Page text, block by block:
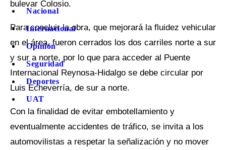
Nacional
Internacional
Opinión
Seguridad
Deportes
UAT
bulevar Colosio.
Para concluir la obra, que mejorará la fluidez vehicular
en el área, fueron cerrados los dos carriles norte a sur
y sur a norte, por lo que para acceder al Puente
Internacional Reynosa-Hidalgo se debe circular por
Luis Echeverría, de sur a norte.
Con la finalidad de evitar embotellamiento y
eventualmente accidentes de tráfico, se invita a los
automovilistas a respetar la señalización y no mover